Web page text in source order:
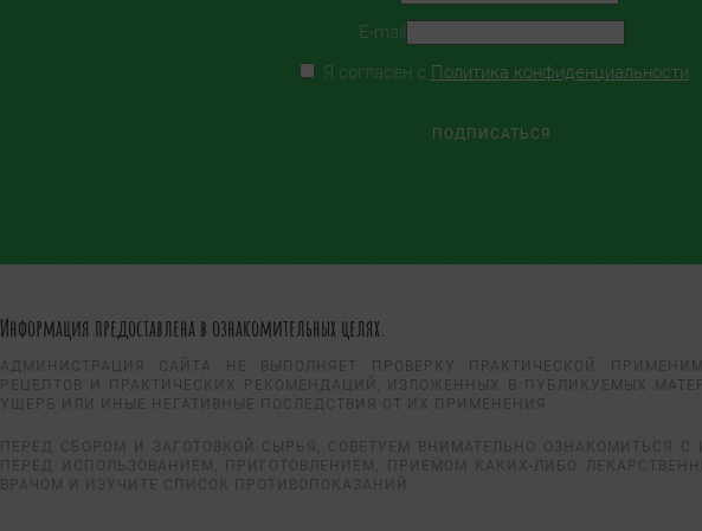
E-mail
Я согласен с Политика конфиденциальности
Информация предоставлена в ознакомительных целях.
АДМИНИСТРАЦИЯ САЙТА НЕ ВЫПОЛНЯЕТ ПРОВЕРКУ ПРАКТИЧЕСКОЙ
РЕЦЕПТОВ И ПРАКТИЧЕСКИХ РЕКОМЕНДАЦИЙ, ИЗЛОЖЕННЫХ В ПУБЛИКУЕМЫХ
УЩЕРБ ИЛИ ИНЫЕ НЕГАТИВНЫЕ ПОСЛЕДСТВИЯ ОТ ИХ ПРИМЕНЕНИЯ.
ПЕРЕД СБОРОМ И ЗАГОТОВКОЙ СЫРЬЯ, СОВЕТУЕМ ВНИМАТЕЛЬНО ОЗНАКОМИТЬСЯ
ПЕРЕД ИСПОЛЬЗОВАНИЕМ, ПРИГОТОВЛЕНИЕМ, ПРИЕМОМ КАКИХ-ЛИБО
ВРАЧОМ И ИЗУЧИТЕ СПИСОК ПРОТИВОПОКАЗАНИЙ.